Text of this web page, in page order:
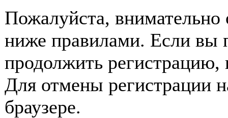
Пожалуйста, внимательно
ниже правилами. Если вы
продолжить регистрацию,
Для отмены регистрации
браузере.